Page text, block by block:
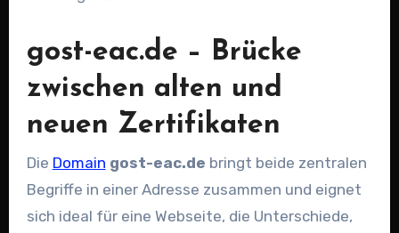
gost-eac.de – Brücke
zwischen alten und
neuen Zertifikaten
Die Domain gost-eac.de bringt beide zentralen
Begriffe in einer Adresse zusammen und eignet
sich ideal für eine Webseite, die Unterschiede,